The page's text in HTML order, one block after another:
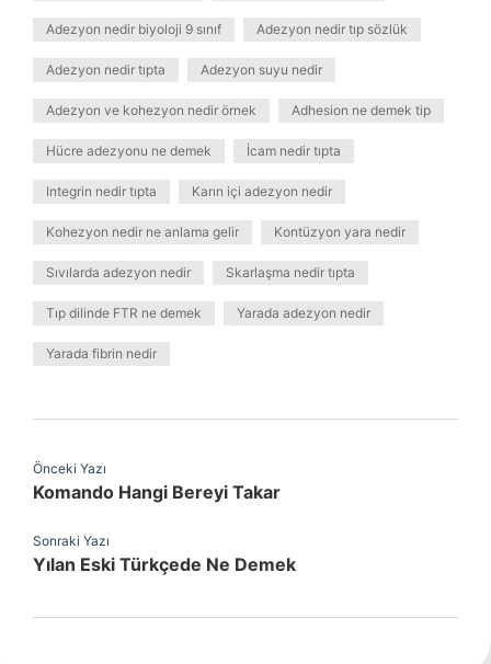
Adezyon nedir biyoloji 9 sınıf Adezyon nedir tıp sözlük
Adezyon nedir tıpta Adezyon suyu nedir
Adezyon ve kohezyon nedir örnek Adhesion ne demek tip
Hücre adezyonu ne demek İcam nedir tıpta
Integrin nedir tıpta Karın içi adezyon nedir
Kohezyon nedir ne anlama gelir Kontüzyon yara nedir
Sıvılarda adezyon nedir Skarlaşma nedir tıpta
Tıp dilinde FTR ne demek Yarada adezyon nedir
Yarada fibrin nedir
Önceki Yazı
Komando Hangi Bereyi Takar
Sonraki Yazı
Yılan Eski Türkçede Ne Demek